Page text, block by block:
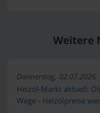
Weitere
Donnerstag,
Heizöl-Markt aktuell:
Wege - Heizölpreise